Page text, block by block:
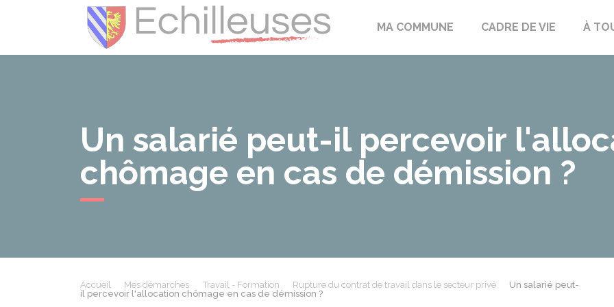
ÉchilleusesMA COMMUNE CADRE DE VIE À
Un salarié peut-il percevoir
chômage en cas de démission ?
Accueil Mes démarches Travail - Formation Rupture du contrat de travail dans le secteur privé
Un salarié peut-
il percevoir l'allocation chômage en cas de démission ?